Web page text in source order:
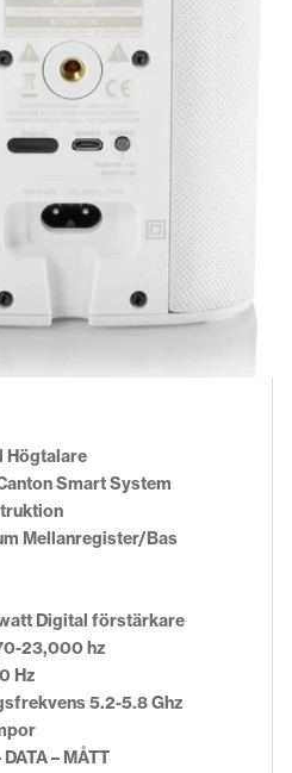
Högtalare
Smart System
Mellanregister/Bas
Digital förstärkare
23,000 hz
Hz
5.2-5.8 Ghz
– MÅTT